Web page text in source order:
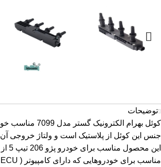
توضیحات
کوئل بهرام الکترونیک گستر مدل 7099 مناسب خودرو رانا می‌ باشد.
جنس این کوئل از پلاستیک است و ولتاژ خروجی آن 12 ولت است.
این محصول مناسب برای خودرو پژو 206 تیپ 5 از سال 92 به بعد، 206 اس دی از سال 92 و پژو 207 از سال 92 به بعد می‌ باشد.
مناسب برای خودروهایی که دارای کامپیوتر ( ECU ) زیمنس می باشند و ولتاژ آن 12 ولت می‌باشد.